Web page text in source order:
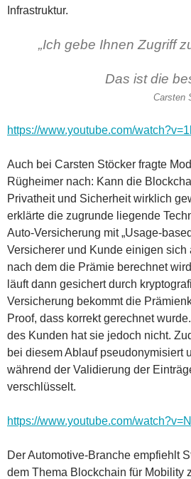
Infrastruktur.
„Ich gebe Ihnen Zugriff
Das ist die
Carsten
https://www.youtube.com/
Auch bei Carsten Stöcker fragte
Rügheimer nach: Kann die
Privatheit und Sicherheit wirklich
erklärte die zugrunde liegende
Auto-Versicherung mit „Usage-
Versicherer und Kunde einigen sich
nach dem die Prämie berechnet
läuft dann gesichert durch
Versicherung bekommt die
Proof, dass korrekt gerechnet
des Kunden hat sie jedoch nicht.
bei diesem Ablauf pseudonymisiert
während der Validierung der
verschlüsselt.
https://www.youtube.com/
Der Automotive-Branche empfiehlt
dem Thema Blockchain für Mobility